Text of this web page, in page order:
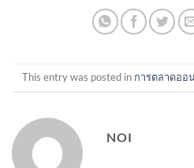
This entry was posted in การตลาดออ
NOI